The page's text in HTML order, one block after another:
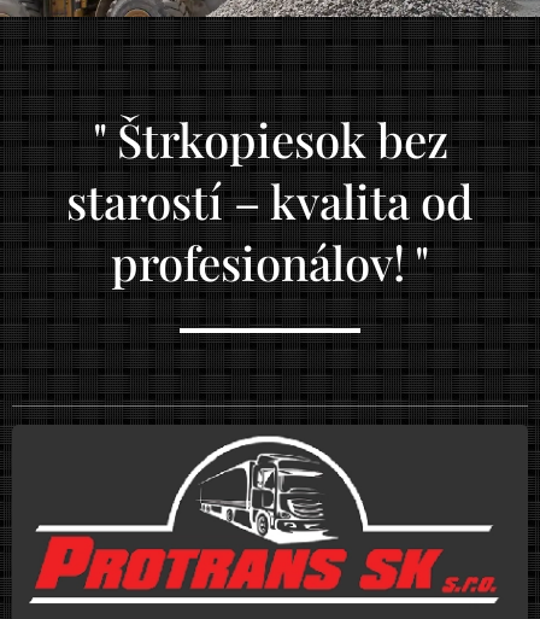
" Štrkopiesok bez
starostí – kvalita od
profesionálov! "